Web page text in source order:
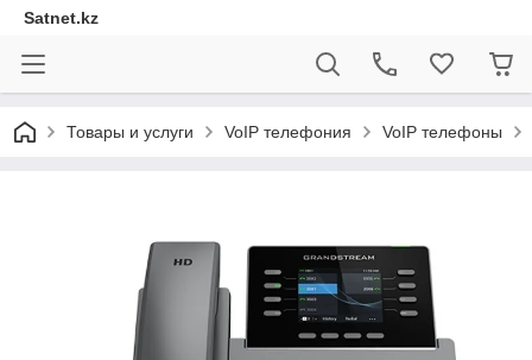
Satnet.kz
Товары и услуги VoIP телефония VoIP телефоны